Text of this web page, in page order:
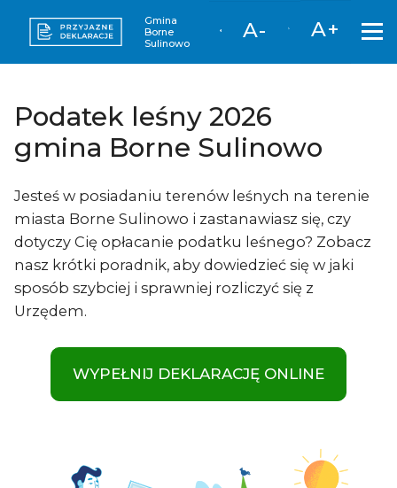
Gmina
Borne
Sulinowo
A- A+
Podatek leśny 2026
gmina Borne Sulinowo
Jesteś w posiadaniu terenów leśnych na terenie
miasta Borne Sulinowo i zastanawiasz się, czy
dotyczy Cię opłacanie podatku leśnego? Zobacz
nasz krótki poradnik, aby dowiedzieć się w jaki
sposób szybciej i sprawniej rozliczyć się z
Urzędem.
WYPEŁNIJ DEKLARACJĘ ONLINE